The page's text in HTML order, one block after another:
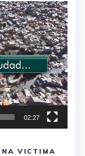
02:27
VICTIMA